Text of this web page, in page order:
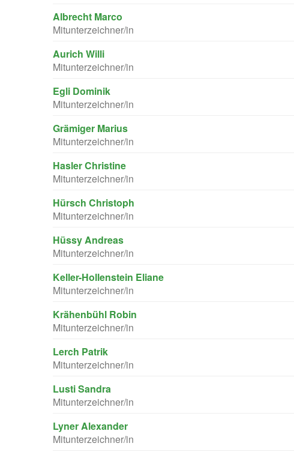
Albrecht Marco
Mitunterzeichner/in
Aurich Willi
Mitunterzeichner/in
Egli Dominik
Mitunterzeichner/in
Grämiger Marius
Mitunterzeichner/in
Hasler Christine
Mitunterzeichner/in
Hürsch Christoph
Mitunterzeichner/in
Hüssy Andreas
Mitunterzeichner/in
Keller-Hollenstein Eliane
Mitunterzeichner/in
Krähenbühl Robin
Mitunterzeichner/in
Lerch Patrik
Mitunterzeichner/in
Lusti Sandra
Mitunterzeichner/in
Lyner Alexander
Mitunterzeichner/in